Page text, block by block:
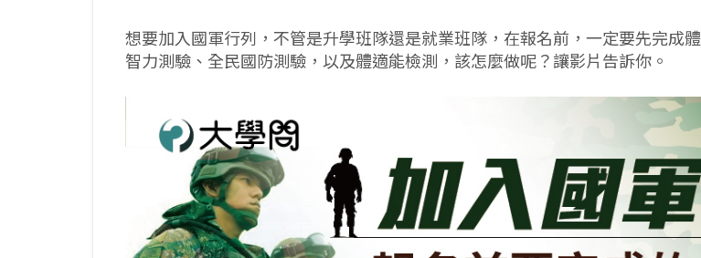
想要加入國軍行列，不管是升學班隊還是就業班隊，在報名前，一定要先完成體
智力測驗、全民國防測驗，以及體適能檢測，該怎麼做呢？讓影片告訴你。